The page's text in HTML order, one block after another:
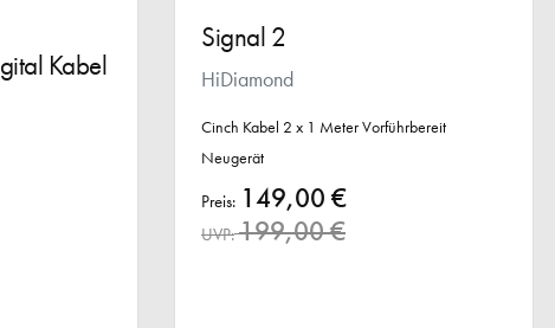
Kabel
Signal 2
HiDiamond
Cinch Kabel 2 x 1 Meter Vorführbereit
Neugerät
Preis: 149,00 €
UVP: 199,00 €